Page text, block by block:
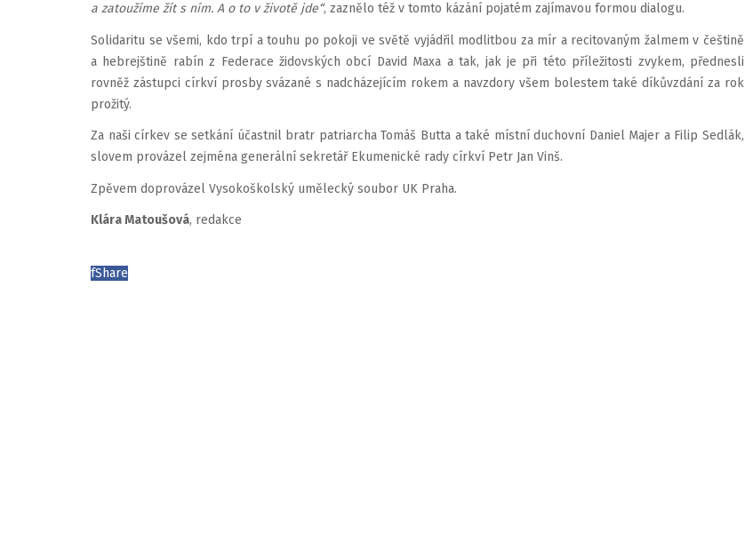
a zatoužíme žít s ním. A o to v životě jde“, zaznělo též v tomto kázání pojatém zajímavou formou dialogu.
Solidaritu se všemi, kdo trpí a touhu po pokoji ve světě vyjádřil modlitbou za mír a recitovaným žalmem v češtině
a hebrejštině rabín z Federace židovských obcí David Maxa a tak, jak je při této příležitosti zvykem, přednesli
rovněž zástupci církví prosby svázané s nadcházejícím rokem a navzdory všem bolestem také díkůvzdání za rok
prožitý.
Za naši církev se setkání účastnil bratr patriarcha Tomáš Butta a také místní duchovní Daniel Majer a Filip Sedlák,
slovem provázel zejména generální sekretář Ekumenické rady církví Petr Jan Vinš.
Zpěvem doprovázel Vysokoškolský umělecký soubor UK Praha.
Klára Matoušová, redakce
fShare